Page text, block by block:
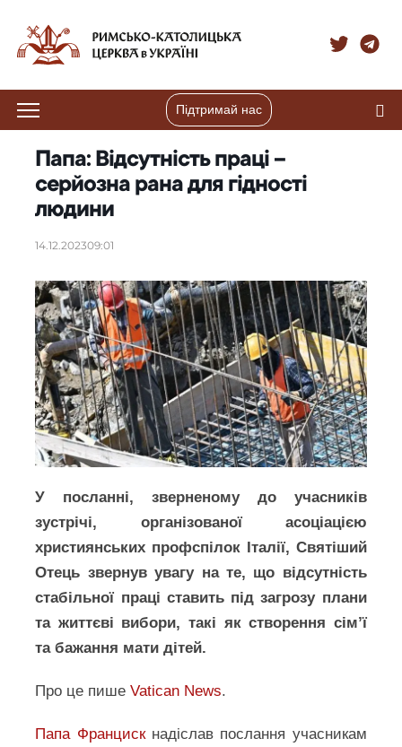
Підтримай нас
Папа: Відсутність праці –
серйозна рана для гідності
людини
14.12.202309:01
У посланні, зверненому до учасників
зустрічі, організованої асоціацією
християнських профспілок Італії, Святіший
Отець звернув увагу на те, що відсутність
стабільної праці ставить під загрозу плани
та життєві вибори, такі як створення сім’ї
та бажання мати дітей.
Про це пишеVatican News.
Папа Францискнадіслав послання учасникам